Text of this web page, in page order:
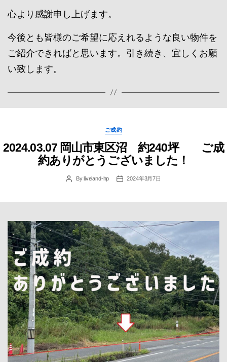
心より感謝申し上げます。
今後とも皆様のご希望に応えれるような良い物件を
ご紹介できればと思います。引き続き、宜しくお願
い致します。
Categories
ご成約
2024.03.07 岡山市東区沼 約240坪 ご成
約ありがとうございました！
PostBy liveland-hp
Post2024年3月7日